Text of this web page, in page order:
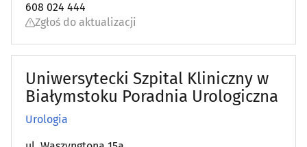
Ortodoncja (17)
Ortopedia(19)
Osteopatia(2)
Pediatria (10)
608 024 444
Zgłoś do aktualizacji
Uniwersytecki Szpital Kliniczny w
Białymstoku Poradnia Urologiczna
Urologia